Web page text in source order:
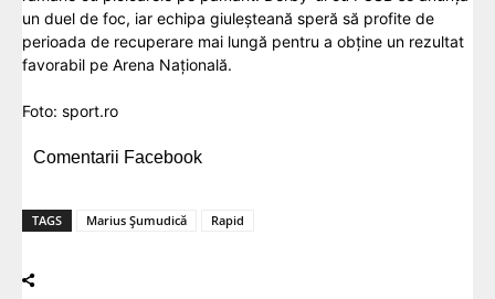
un duel de foc, iar echipa giuleșteană speră să profite de
perioada de recuperare mai lungă pentru a obține un rezultat
favorabil pe Arena Națională.
Foto: sport.ro
Comentarii Facebook
TAGS Marius Șumudică Rapid